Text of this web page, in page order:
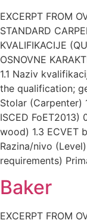
EXCERPT FROM
STANDARD
KVALIFIKACIJE
OSNOVNE
1.1 Naziv
the qualification;
Stolar (Carpenter)
ISCED
wood) 1.3 ECVET
Razina/nivo
requirements)
Baker
EXCERPT FROM